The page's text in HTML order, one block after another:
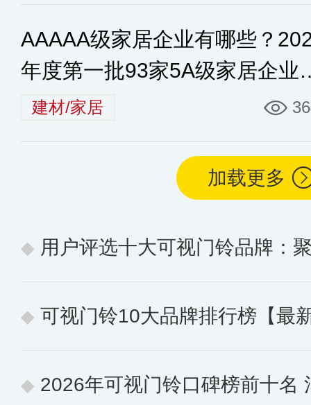
AAAAA级家居企业有哪些？
年度第一批93家5A级家居企业
单建材/家居
加载更多
用户评选十大可视门铃品牌：聚焦
可视门铃10大品牌排行榜【最
2026年可视门铃口碑榜前十名 消费